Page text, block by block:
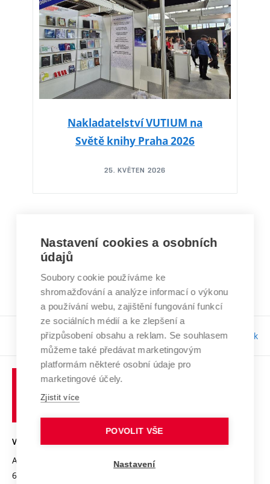
Nakladatelství VUTIUM na
Světě knihy Praha 2026
25. KVĚTEN 2026
ZOBRAZIT VÍCE
Odpovědnost:Jan Janák
VYSOKÉ UČENÍ TECHNICKÉ V BRNĚ
Antonínská 548/1
602 00 Brno
www.vut.cz
Nastavení cookies a osobních
údajů
Soubory cookie používáme ke
shromažďování a analýze informací o výkonu
a používání webu, zajištění fungování funkcí
ze sociálních médií a ke zlepšení a
přizpůsobení obsahu a reklam. Se souhlasem
můžeme také předávat marketingovým
platformám některé osobní údaje pro
marketingové účely.
Zjistit více
POVOLIT VŠE
Nastavení